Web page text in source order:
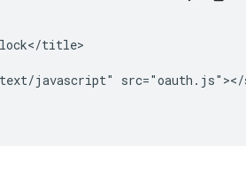
title>
javascript"